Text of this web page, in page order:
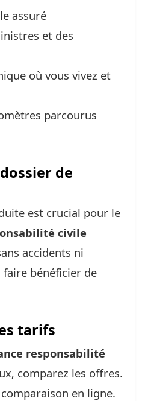
assuré
et des
où vous vivez et
parcourus
de
est crucial pour le
civile
accidents ni
bénéficier de
tarifs
responsabilité
comparez les offres.
en ligne.